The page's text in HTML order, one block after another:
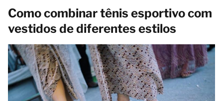
Como combinar tênis esportivo com
vestidos de diferentes estilos